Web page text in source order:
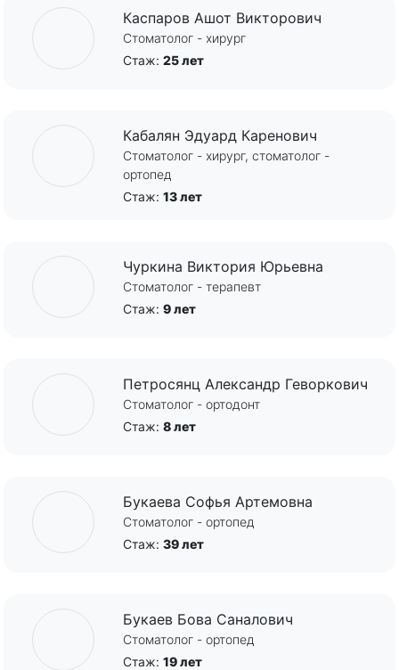
Каспаров Ашот Викторович
Стоматолог - хирург
Стаж: 25 лет
Кабалян Эдуард Каренович
Стоматолог - хирург, стоматолог -
ортопед
Стаж: 13 лет
Чуркина Виктория Юрьевна
Стоматолог - терапевт
Стаж: 9 лет
Петросянц Александр Геворкович
Стоматолог - ортодонт
Стаж: 8 лет
Букаева Софья Артемовна
Стоматолог - ортопед
Стаж: 39 лет
Букаев Бова Саналович
Стоматолог - ортопед
Стаж: 19 лет